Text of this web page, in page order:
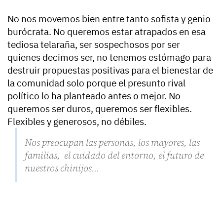
No nos movemos bien entre tanto sofista y genio
burócrata. No queremos estar atrapados en esa
tediosa telaraña, ser sospechosos por ser
quienes decimos ser, no tenemos estómago para
destruir propuestas positivas para el bienestar de
la comunidad solo porque el presunto rival
político lo ha planteado antes o mejor. No
queremos ser duros, queremos ser flexibles.
Flexibles y generosos, no débiles.
Nos preocupan las personas, los mayores, las
familias, el cuidado del entorno, el futuro de
nuestros chinijos…